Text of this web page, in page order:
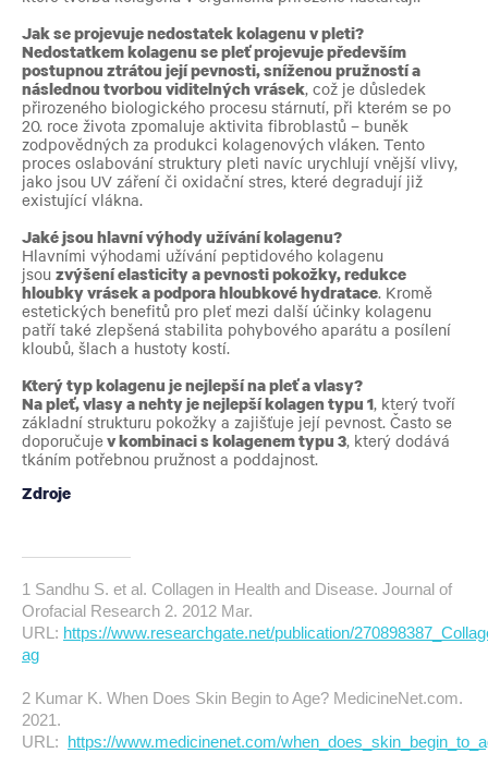
Jak se projevuje nedostatek kolagenu v pleti?
Nedostatkem kolagenu se pleť projevuje především
postupnou ztrátou její pevnosti, sníženou pružností a
následnou tvorbou viditelných vrásek, což je důsledek
přirozeného biologického procesu stárnutí, při kterém se po
20. roce života zpomaluje aktivita fibroblastů – buněk
zodpovědných za produkci kolagenových vláken. Tento
proces oslabování struktury pleti navíc urychlují vnější vlivy,
jako jsou UV záření či oxidační stres, které degradují již
existující vlákna.
Jaké jsou hlavní výhody užívání kolagenu?
Hlavními výhodami užívání peptidového kolagenu
jsou zvýšení elasticity a pevnosti pokožky, redukce
hloubky vrásek a podpora hloubkové hydratace. Kromě
estetických benefitů pro pleť mezi další účinky kolagenu
patří také zlepšená stabilita pohybového aparátu a posílení
kloubů, šlach a hustoty kostí.
Který typ kolagenu je nejlepší na pleť a vlasy?
Na pleť, vlasy a nehty je nejlepší kolagen typu 1, který tvoří
základní strukturu pokožky a zajišťuje její pevnost. Často se
doporučujev kombinaci s kolagenem typu 3, který dodává
tkáním potřebnou pružnost a poddajnost.
Zdroje
1 Sandhu S. et al. Collagen in Health and Disease. Journal of
Orofacial Research 2. 2012 Mar.
URL: https://www.researchgate.net/publication/
ag
2 Kumar K. When Does Skin Begin to Age? MedicineNet.com.
2021.
URL:
https://www.medicinenet.com/